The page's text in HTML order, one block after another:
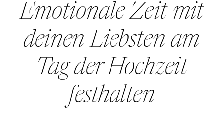
Emotionale Zeit mit
deinen Liebsten am
Tag der Hochzeit
festhalten